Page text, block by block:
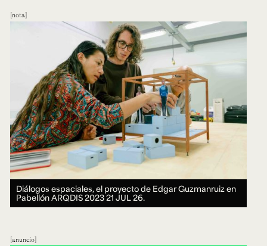
nota
Diálogos espaciales, el proyecto de Edgar Guzmanruiz en
Pabellón ARQDIS 202321 JUL 26.
anuncio